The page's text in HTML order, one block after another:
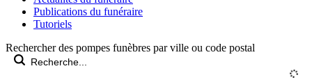
Publications du funéraire
Tutoriels
Rechercher des pompes funèbres par ville ou code postal